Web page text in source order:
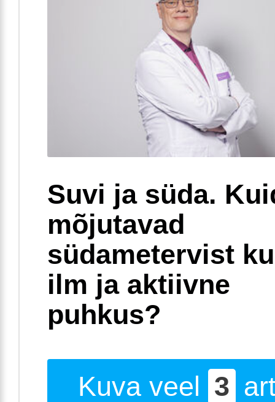
Suvi ja süda.
mõjutavad
südametervist
ilm ja aktiivne
puhkus?
Kuva veel 3